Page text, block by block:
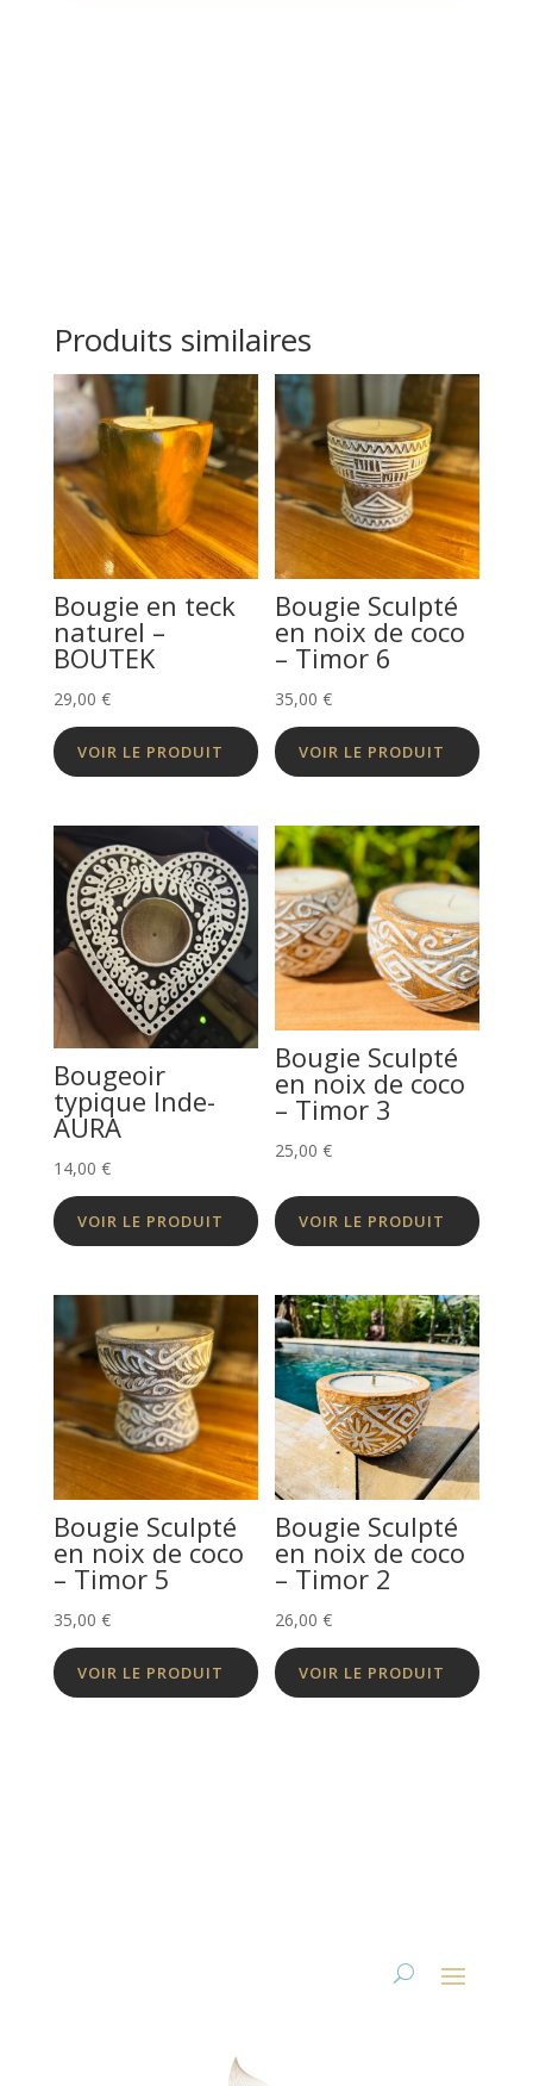
Produits similaires
Bougie en teck
naturel –
BOUTEK
29,00 €
VOIR LE PRODUIT
Bougie Sculpté
en noix de coco
– Timor 6
35,00€
VOIR LE PRODUIT
Bougeoir
typique Inde-
AURA
14,00 €
VOIR LE PRODUIT
Bougie Sculpté
en noix de coco
– Timor 3
25,00€
VOIR LE PRODUIT
Bougie Sculpté
en noix de coco
– Timor 5
35,00 €
VOIR LE PRODUIT
Bougie Sculpté
en noix de coco
– Timor 2
26,00€
VOIR LE PRODUIT